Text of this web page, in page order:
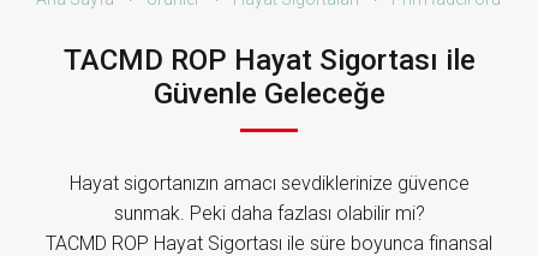
TACMD ROP Hayat Sigortası ile
Güvenle Geleceğe
Hayat sigortanızın amacı sevdiklerinize güvence
sunmak. Peki daha fazlası olabilir mi?
TACMD ROP Hayat Sigortası ile süre boyunca finansal